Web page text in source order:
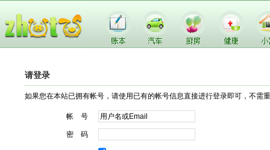
请登录
如果您在本站已拥有帐号，请使用已有的帐号信息直接进行登录即可，不需
帐 号
密 码